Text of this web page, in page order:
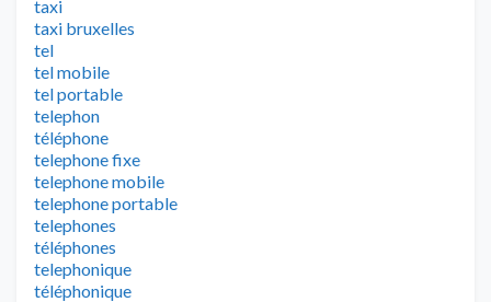
taxi
taxi bruxelles
tel
tel mobile
tel portable
telephon
téléphone
telephone fixe
telephone mobile
telephone portable
telephones
téléphones
telephonique
téléphonique